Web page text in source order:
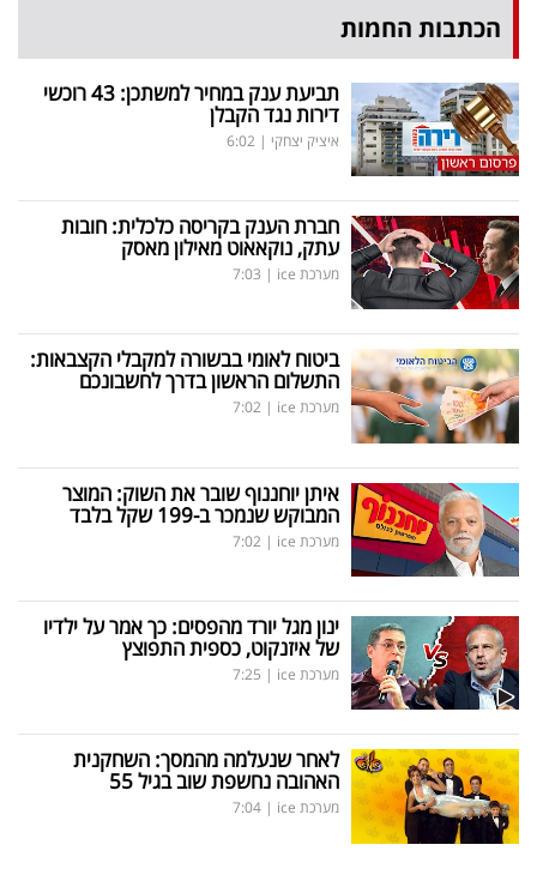
הכתבות החמות
תביעת ענק במחיר למשתכן: 43 רוכשי
דירות נגד הקבלן
איציק יצחקי |
6:02
חברת הענק בקריסה כלכלית: חובות
עתק, נוקאאוט מאילון מאסק
מערכת ice |
7:03
ביטוח לאומי בבשורה למקבלי הקצבאות:
התשלום הראשון בדרך לחשבונכם
מערכת ice |
7:02
איתן יוחננוף שובר את השוק: המוצר
המבוקש שנמכר ב-199 שקל בלבד
מערכת ice |
7:02
ינון מגל יורד מהפסים: כך אמר על ילדיו
של איזנקוט, כספית התפוצץ
מערכת ice |
7:25
לאחר שנעלמה מהמסך: השחקנית
האהובה נחשפת שוב בגיל 55
מערכת ice |
7:04